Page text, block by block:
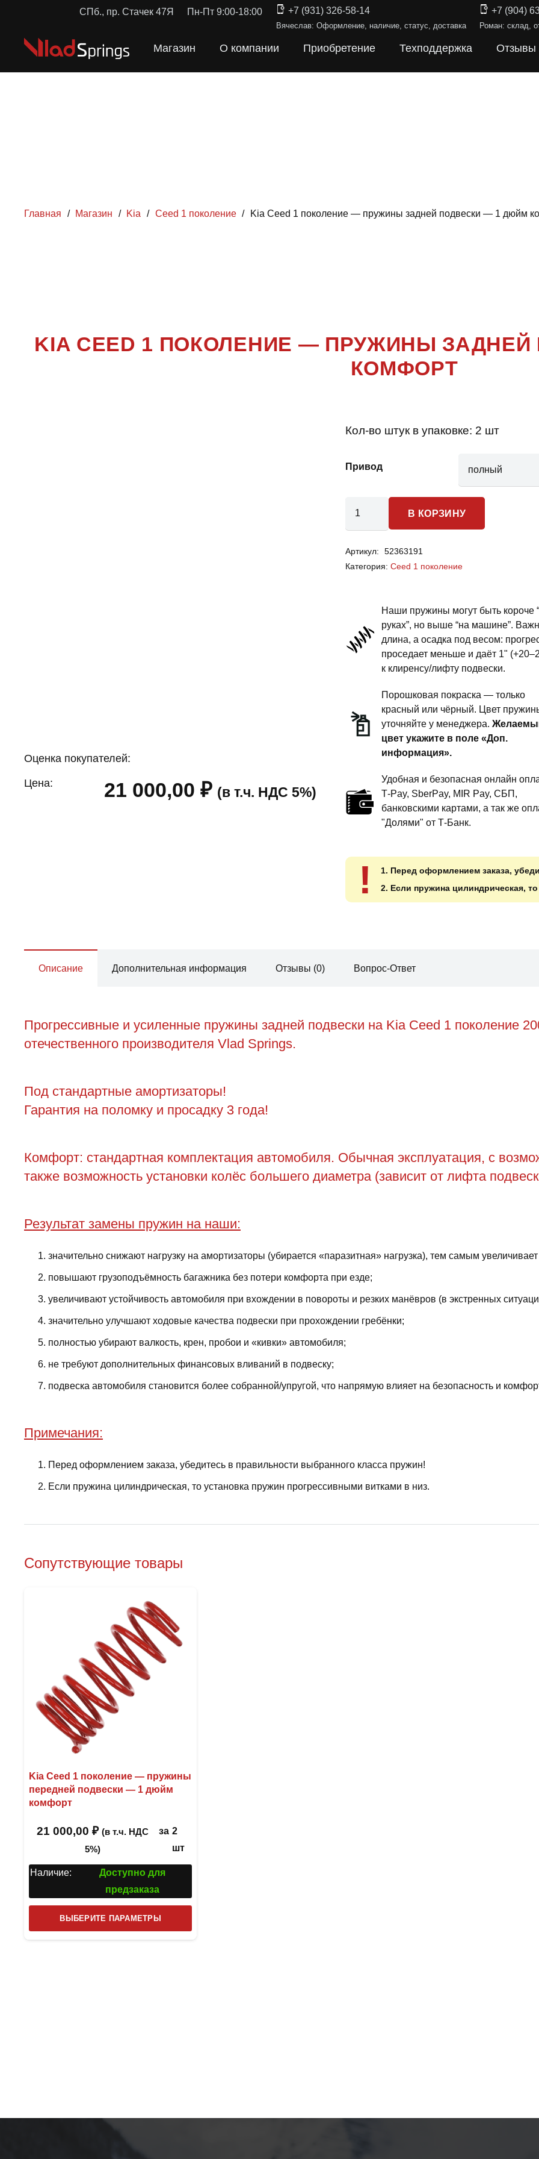
СПб., пр. Стачек 47Я Пн-Пт 9:00-18:00 +7 (931) 326-58-14
Вячеслав: Оформление, наличие, статус, доставка
+7 (904)
Роман: склад,
Магазин О компании Приобретение Техподдержка Отзывы
Главная / Магазин / Kia / Ceed 1 поколение / Kia Ceed 1 поколение — пружины задней подвески — 1 дюйм
1
KIA CEED 1 ПОКОЛЕНИЕ — ПРУЖИНЫ
КОМФОРТ
Оценка покупателей:
Цена: 21 000,00₽ (в т.ч. НДС 5%)
Кол-во штук в упаковке: 2 шт
Привод
Ceed
1
пружины
задней
подвески
комфорт
В КОРЗИНУ
Артикул:
52363191
Категория:Ceed 1 поколение
Наши пружины могут быть короче
руках”, но выше “на машине”.
длина, а осадка под весом:
проседает меньше и даёт 1"
к клиренсу/лифту подвески.
Порошковая покраска — только
красный или чёрный. Цвет
уточняйте у менеджера.
цвет укажите в поле «Доп.
информация».
Удобная и безопасная онлайн
T‑Pay, SberPay, MIR Pay, СБП,
банковскими картами, а так же
"Долями" от Т-Банк.
!
1. Перед оформлением заказа,
2. Если пружина цилиндрическая,
Описание Дополнительная информация Отзывы (0) Вопрос-Ответ
Прогрессивные и усиленные пружины задней подвески на Kia Ceed 1 поколение
отечественного производителя Vlad Springs.
Под стандартные амортизаторы!
Гарантия на поломку и просадку 3 года!
Комфорт: стандартная комплектация автомобиля. Обычная эксплуатация, с
также возможность установки колёс большего диаметра (зависит от лифта
Результат замены пружин на наши:
значительно снижают нагрузку на амортизаторы (убирается «паразитная» нагрузка), тем самым
повышают грузоподъёмность багажника без потери комфорта при езде;
увеличивают устойчивость автомобиля при вхождении в повороты и резких манёвров (в экстренных
значительно улучшают ходовые качества подвески при прохождении гребёнки;
полностью убирают валкость, крен, пробои и «кивки» автомобиля;
не требуют дополнительных финансовых вливаний в подвеску;
подвеска автомобиля становится более собранной/упругой, что напрямую влияет на безопасность и
Примечания:
Перед оформлением заказа, убедитесь в правильности выбранного класса пружин!
Если пружина цилиндрическая, то установка пружин прогрессивными витками в низ.
Сопутствующие товары
Kia Ceed 1 поколение — пружины
передней подвески — 1 дюйм
комфорт
21 000,00 ₽ (в т.ч. НДС
5%)
за 2
шт
Наличие:
Доступно для
предзаказа
ВЫБЕРИТЕ ПАРАМЕТРЫ
товар